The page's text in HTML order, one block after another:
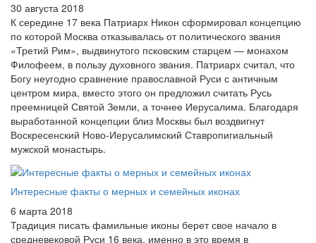
30 августа 2018
К середине 17 века Патриарх Никон сформировал концепцию
по которой Москва отказывалась от политического звания
«Третий Рим», выдвинутого псковским старцем — монахом
Филофеем, в пользу духовного звания. Патриарх считал, что
Богу неугодно сравнение православной Руси с античным
центром мира, вместо этого он предложил считать Русь
преемницей Святой Земли, а точнее Иерусалима. Благодаря
выработанной концепции близ Москвы был воздвигнут
Воскресенский Ново-Иерусалимский Ставропигиальный
мужской монастырь.
Интересные факты о мерных и семейных иконах
6 марта 2018
Традиция писать фамильные иконы берет свое начало в
средневековой Руси 16 века, именно в это время в